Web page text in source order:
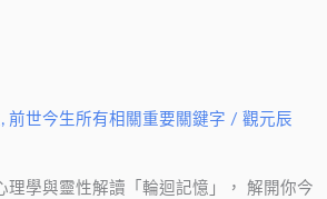
, 前世今生所有相關重要關鍵字 / 觀元辰
理學與靈性解讀「輪迴記憶」， 解開你今